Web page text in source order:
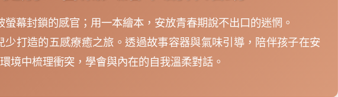
螢幕封鎖的感官；用一本繪本，安放青春期說不出口的迷惘。
打造的五感療癒之旅。透過故事容器與氣味引導，陪伴孩子在安
境中梳理衝突，學會與內在的自我溫柔對話。